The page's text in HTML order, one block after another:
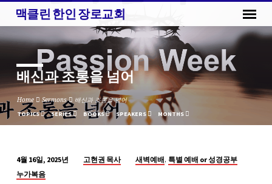
맥클린 한인 장로교회
배신과 조롱을 넘어
Home Sermons 배신과 조롱을 넘어
TOPICS SERIES BOOKS SPEAKERS MONTHS
배
4월 16일, 2025년 고현권 목사 새벽예배,특별 예배 or 성경공부
누가복음